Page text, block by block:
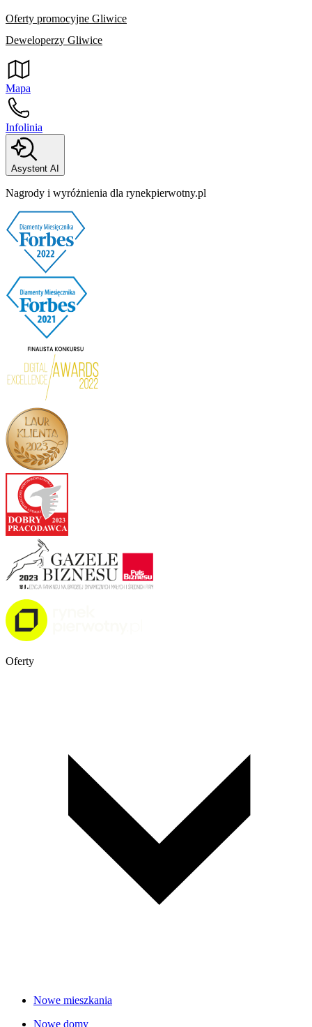
Oferty promocyjne Gliwice
Deweloperzy Gliwice
Mapa
Infolinia
Asystent AI
Nagrody i wyróżnienia dla rynekpierwotny.pl
Oferty
Nowe mieszkania
Nowe domy